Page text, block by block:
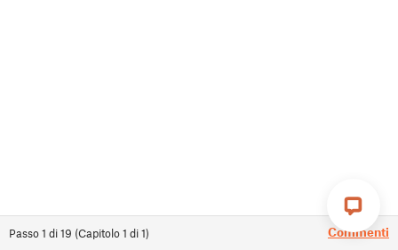
Passo1 di19 (Capitolo1 di1) Commenti